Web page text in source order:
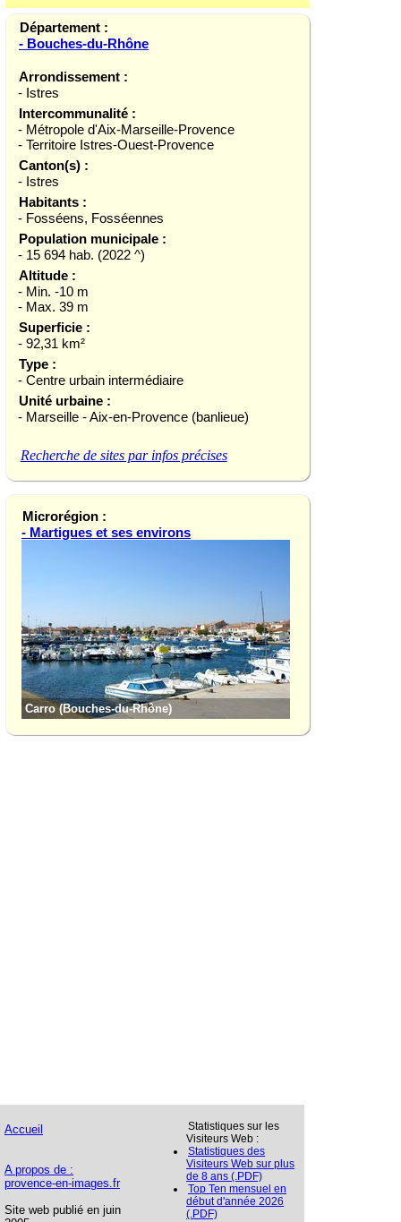
Département :
- Bouches-du-Rhône
Arrondissement :
- Istres
Intercommunalité :
- Métropole d'Aix-Marseille-Provence
- Territoire Istres-Ouest-Provence
Canton(s) :
- Istres
Habitants :
- Fosséens, Fosséennes
Population municipale :
- 15 694 hab. (2022 ^)
Altitude :
- Min. -10 m
- Max. 39 m
Superficie :
- 92,31 km²
Type :
- Centre urbain intermédiaire
Unité urbaine :
- Marseille - Aix-en-Provence (banlieue)
Recherche de sites par infos précises
Microrégion :
- Martigues et ses environs
Carro (Bouches-du-Rhône)
Accueil
A propos de :
provence-en-images.fr
Site web publié en juin
Statistiques sur les
Visiteurs Web :
Statistiques des
Visiteurs Web sur plus
de 8 ans (.PDF)
Top Ten mensuel en
début d'année 2026
(.PDF)